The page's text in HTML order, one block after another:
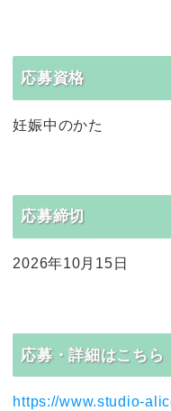
応募資格
妊娠中のかた
応募締切
2026年10月15日
応募・詳細はこちら
https://www.studio-